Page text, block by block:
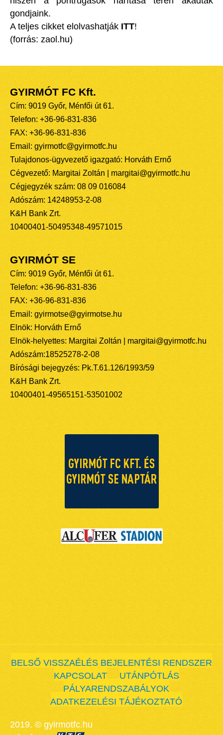
gondjaink.
A teljes cikket elolvashatják ITT!
(forrás: zaol.hu)
GYIRMÓT FC Kft.
Cím: 9019 Győr, Ménfői út 61.
Telefon: +36-96-831-836
FAX: +36-96-831-836
Email: gyirmotfc@gyirmotfc.hu
Tulajdonos-ügyvezető igazgató: Horváth Ernő
Cégvezető: Margitai Zoltán | margitai@gyirmotfc.hu
Cégjegyzék szám: 08 09 016084
Adószám: 14248953-2-08
K&H Bank Zrt.
10400401-50495348-49571015
GYIRMÓT SE
Cím: 9019 Győr, Ménfői út 61.
Telefon: +36-96-831-836
FAX: +36-96-831-836
Email: gyirmotse@gyirmotse.hu
Elnök: Horváth Ernő
Elnök-helyettes: Margitai Zoltán | margitai@gyirmotfc.hu
Adószám:18525278-2-08
Bírósági bejegyzés: Pk.T.61.126/1993/59
K&H Bank Zrt.
10400401-49565151-53501002
BELSŐ VISSZAÉLÉS BEJELENTÉSI RENDSZER
KAPCSOLAT
UTÁNPÓTLÁS
PÁLYARENDSZABÁLYOK
ADATKEZELÉSI TÁJÉKOZTATÓ
2019. © gyirmotfc.hu